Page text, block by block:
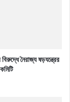
নৈরাজ্য ষড়যন্ত্রের